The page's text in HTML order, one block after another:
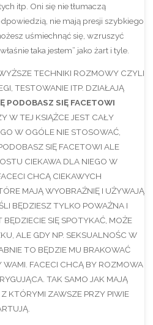
itp. Oni się nie tłumaczą
nie mają presji szybkiego
uśmiechnąć się, wzruszyć
taka jestem” jako żart i tyle.
TECHNIKI ROZMOWY CZYLI
TESTOWANIE ITP. DZIAŁAJĄ
PODOBASZ SIĘ FACETOWI
W TEJ KSIĄŻCE JEST CAŁY
W OGÓLE NIE STOSOWAĆ,
SIĘ FACETOWI ALE
CIEKAWA DLA NIEGO W
CHCĄ CIEKAWYCH
MAJĄ WYOBRAŹNIĘ I UŻYWAJĄ
BĘDZIESZ TYLKO POWAŻNA I
SIĘ SPOTYKAĆ, MOŻE
ALE GDY NP. SEKSUALNOŚC W
TO BĘDZIE MU BRAKOWAĆ
WAMI. FACECI CHCĄ BY ROZMOWA
TAK SAMO JAK MAJĄ
KTÓRYMI ZAWSZE PRZY PIWIE